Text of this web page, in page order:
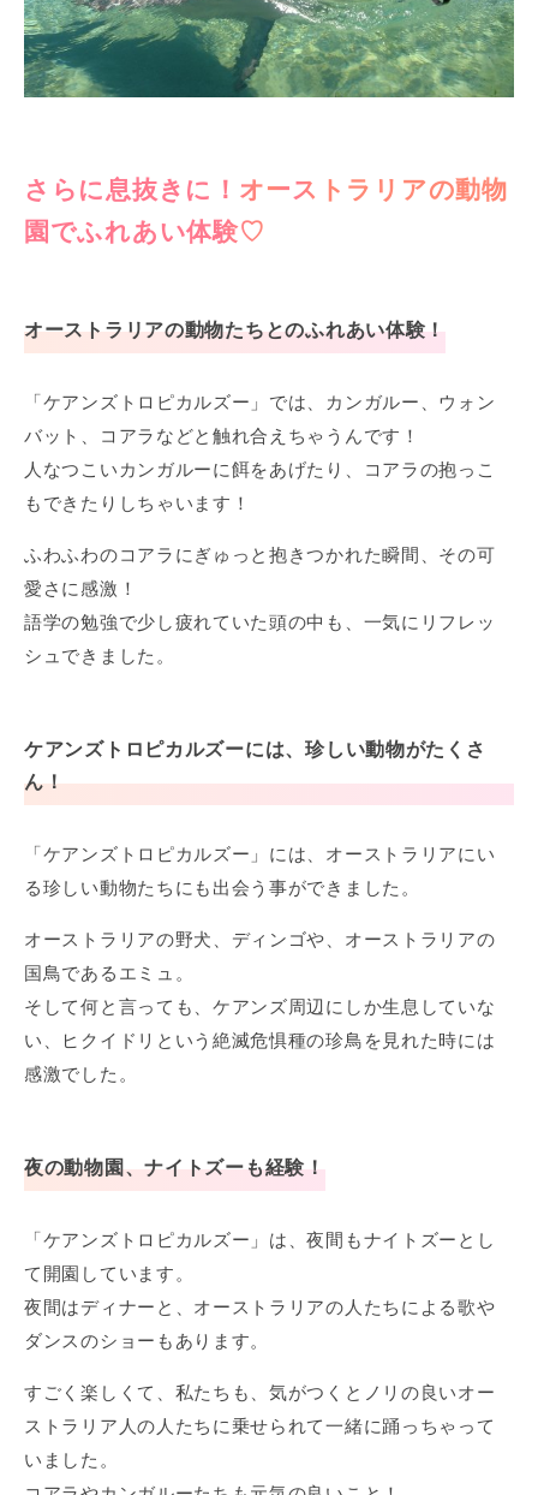
さらに息抜きに！オーストラリアの動物
園でふれあい体験♡
オーストラリアの動物たちとのふれあい体験！
「ケアンズトロピカルズー」では、カンガルー、ウォン
バット、コアラなどと触れ合えちゃうんです！
人なつこいカンガルーに餌をあげたり、コアラの抱っこ
もできたりしちゃいます！
ふわふわのコアラにぎゅっと抱きつかれた瞬間、その可
愛さに感激！
語学の勉強で少し疲れていた頭の中も、一気にリフレッ
シュできました。
ケアンズトロピカルズーには、珍しい動物がたくさ
ん！
「ケアンズトロピカルズー」には、オーストラリアにい
る珍しい動物たちにも出会う事ができました。
オーストラリアの野犬、ディンゴや、オーストラリアの
国鳥であるエミュ。
そして何と言っても、ケアンズ周辺にしか生息していな
い、ヒクイドリという絶滅危惧種の珍鳥を見れた時には
感激でした。
夜の動物園、ナイトズーも経験！
「ケアンズトロピカルズー」は、夜間もナイトズーとし
て開園しています。
夜間はディナーと、オーストラリアの人たちによる歌や
ダンスのショーもあります。
すごく楽しくて、私たちも、気がつくとノリの良いオー
ストラリア人の人たちに乗せられて一緒に踊っちゃって
いました。